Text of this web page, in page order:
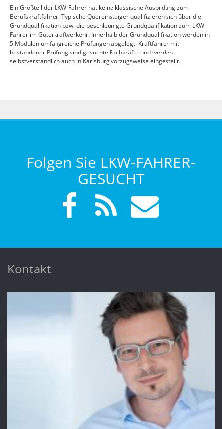
Ein Großteil der LKW-Fahrer hat keine klassische Ausbildung zum
Berufskraftfahrer. Typische Quereinsteiger qualifizieren sich über die
Grundqualifikation bzw. die beschleunigte Grundqualifikation zum LKW-
Fahrer im Güterkraftverkehr. Innerhalb der Grundqualifikation werden in
5 Modulen umfangreiche Prüfungen abgelegt. Kraftfahrer mit
bestandener Prüfung sind gesuchte Fachkräfte und werden
selbstverständlich auch in Karlsburg vorzugsweise eingestellt.
Folgen Sie LKW-FAHRER-
GESUCHT
Kontakt